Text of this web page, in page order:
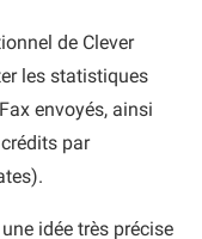
de Clever
les statistiques
envoyés, ainsi
par
idée très précise